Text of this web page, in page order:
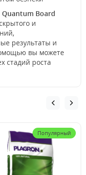
Quantum Board
и
результаты и
вы можете
стадий роста
Популярный